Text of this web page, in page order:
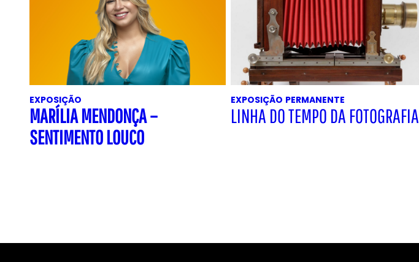
EXPOSIÇÃO
MARÍLIA MENDONÇA –
SENTIMENTO LOUCO
EXPOSIÇÃO PERMANENTE
LINHA DO TEMPO DA FOTOGRAFIA